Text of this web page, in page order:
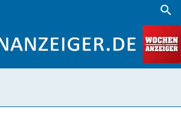
search